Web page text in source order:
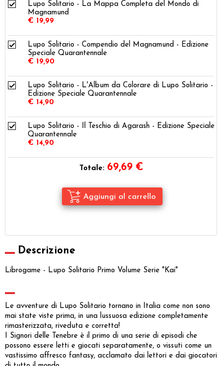
Lupo Solitario - La Mappa Completa del Mondo di
Magnamund
€ 19,99
Lupo Solitario - Compendio del Magnamund - Edizione
Speciale Quarantennale
€ 19,90
Lupo Solitario - L'Album da Colorare di Lupo Solitario -
Edizione Speciale Quarantennale
€ 14,90
Lupo Solitario - Il Teschio di Agarash - Edizione Speciale
Quarantennale
€ 14,90
Totale: 69,69 €
Descrizione
Librogame - Lupo Solitario Primo Volume Serie "Kai"
Le avventure di Lupo Solitario tornano in Italia come non sono
mai state viste prima, in una lussuosa edizione completamente
rimasterizzata, riveduta e corretta!
I Signori delle Tenebre è il primo di una serie di episodi che
possono essere letti e giocati separatamente, o vissuti come un
vastissimo affresco fantasy, acclamato dai lettori e dai giocatori